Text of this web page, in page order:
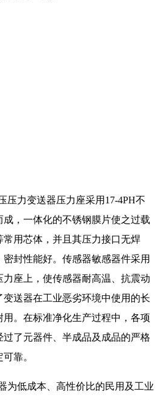
压力变送器压力座采用17-4PH不
，一体化的不锈钢膜片使之过载
用芯体，并且其压力接口无焊
封性能好。传感器敏感器件采用
座上，使传感器耐高温、抗震动
送器在工业恶劣环境中使用的长
。在标准净化生产过程中，各项
了元器件、半成品及成品的严格
靠。
为低成本、高性价比的民用及工业